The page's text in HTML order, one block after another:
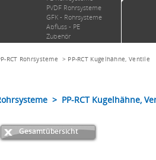
RCT Rohrsysteme > PP-RCT Kugelhähne, Ventile
> PP-RCT Kugelhähne,
Gesamtübersicht